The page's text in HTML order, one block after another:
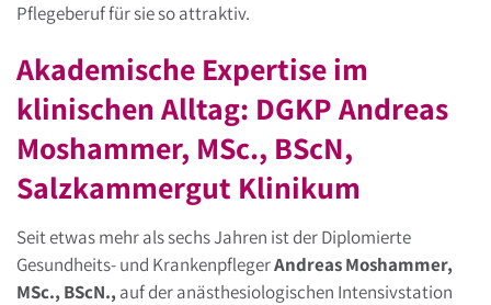
Pflegeberuf für sie so attraktiv.
Akademische Expertise im
klinischen Alltag: DGKP Andreas
Moshammer, MSc., BScN,
Salzkammergut Klinikum
Seit etwas mehr als sechs Jahren ist der Diplomierte
Gesundheits- und KrankenpflegerAndreas Moshammer,
MSc., BScN.,auf der anästhesiologischen Intensivstation